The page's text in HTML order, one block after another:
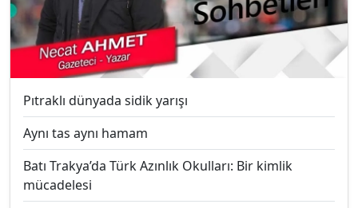
Pıtraklı dünyada sidik yarışı
Aynı tas aynı hamam
Batı Trakya’da Türk Azınlık Okulları: Bir kimlik
mücadelesi